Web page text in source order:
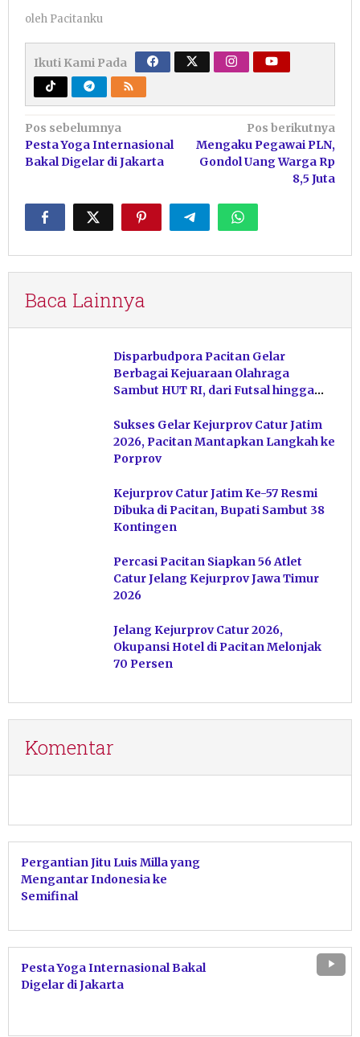
oleh Pacitanku
Ikuti Kami Pada
Navigasi
pos
Pos sebelumnya
Pesta Yoga Internasional
Bakal Digelar di Jakarta
Pos berikutnya
Mengaku Pegawai PLN,
Gondol Uang Warga Rp
8,5 Juta
Baca Lainnya
Disparbudpora Pacitan Gelar
Berbagai Kejuaraan Olahraga
Sambut HUT RI, dari Futsal hingga
Sukses Gelar Kejurprov Catur Jatim
2026, Pacitan Mantapkan Langkah ke
Porprov
Kejurprov Catur Jatim Ke-57 Resmi
Dibuka di Pacitan, Bupati Sambut 38
Kontingen
Percasi Pacitan Siapkan 56 Atlet
Catur Jelang Kejurprov Jawa Timur
2026
Jelang Kejurprov Catur 2026,
Okupansi Hotel di Pacitan Melonjak
70 Persen
Komentar
Pergantian Jitu Luis Milla yang
Mengantar Indonesia ke
Semifinal
Pesta Yoga Internasional Bakal
Digelar di Jakarta